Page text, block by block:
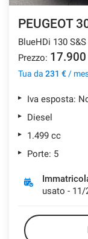
PEUGEOT
BlueHDi 130
Prezzo: 17.900
Tua da 231 € /
Iva esposta:
Diesel
1.499 cc
Porte: 5
usato - 11/